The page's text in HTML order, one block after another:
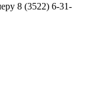
8 (3522) 6-31-